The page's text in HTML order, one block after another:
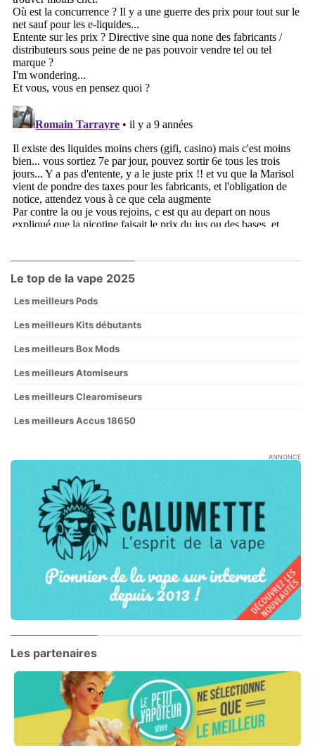
Le top de la vape 2025
Les meilleurs Pods
Les meilleurs Kits débutants
Les meilleurs Box Mods
Les meilleurs Atomiseurs
Les meilleurs Clearomiseurs
Les meilleurs Accus 18650
ANNONCE
Les partenaires